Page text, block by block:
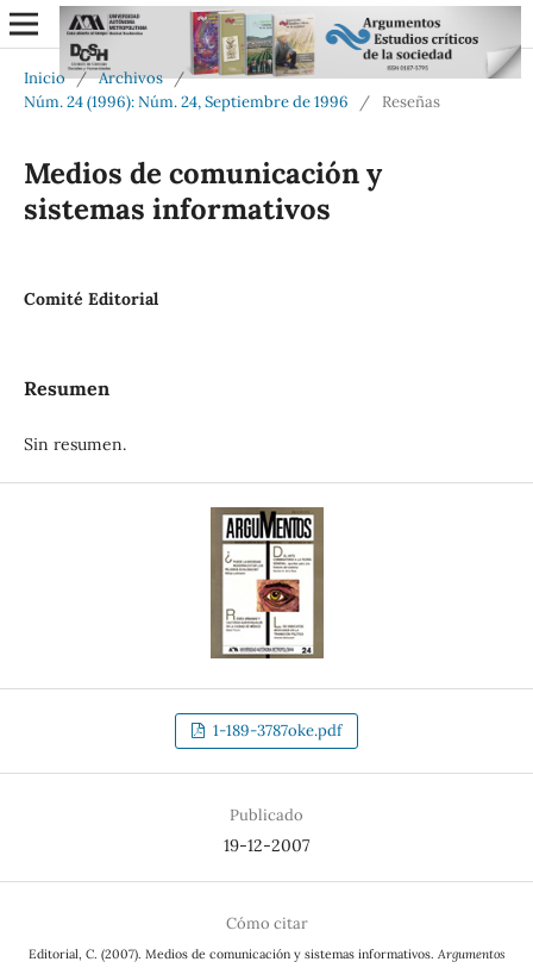
Inicio / Archivos /
Núm. 24 (1996): Núm. 24, Septiembre de 1996
/ Reseñas
Medios de comunicación y
sistemas informativos
Comité Editorial
Resumen
Sin resumen.
1-189-3787oke.pdf
Publicado
19-12-2007
Cómo citar
Editorial, C. (2007). Medios de comunicación y sistemas informativos. Argumentos